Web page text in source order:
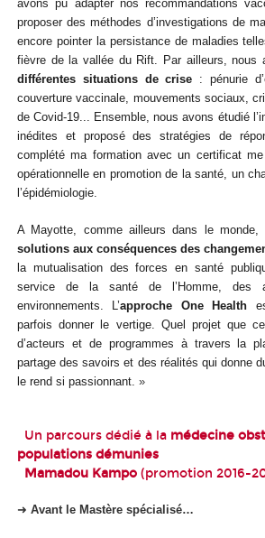
avons pu adapter nos recommandations
proposer des méthodes d’investigations de
encore pointer la persistance de maladies
fièvre de la vallée du Rift. Par ailleurs, nous
différentes situations de crise : pénurie
couverture vaccinale, mouvements sociaux,
de Covid-19... Ensemble, nous avons étudié
inédites et proposé des stratégies de
complété ma formation avec un certificat me
opérationnelle en promotion de la santé, un
l’épidémiologie.
A Mayotte, comme ailleurs dans le
solutions aux conséquences des
la mutualisation des forces en santé
service de la santé de l’Homme, des
environnements.
L’approche One Health
parfois donner le vertige. Quel projet que
d’acteurs et de programmes à travers la
partage des savoirs et des réalités qui donne
le rend si passionnant. »
Un parcours dédié à la médecine
populations démunies
Mamadou Kampo (promotion 2016-
➜ Avant le Mastère spécialisé…